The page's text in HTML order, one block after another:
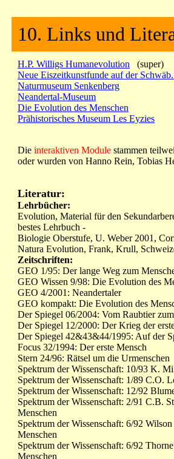
10. Links und
H.P. Willigs Humanevolution (super)
Neue Eiszeitkunstfunde auf der
Naturmuseum Senkenberg
Neandertal-Museum
Die Evolution des Menschen
Prähistorisches Museum Les Eyzies
Die interaktiven Module stammen
oder wurden von Hanno Rein, Tobias
Literatur:
Lehrbücher:
Evolution, Material für den
bestes Lehrbuch -
Biologie Oberstufe, U. Weber 2001,
Natura Evolution, Frank, Krull,
Zeitschriften:
GEO 1/95: Der lange Weg zum
GEO Wissen 9/98: Die Evolution des
GEO 4/2001: Neandertaler
GEO kompakt: Die Evolution des
Der Spiegel 06/2004: Vom Raubtier
Der Spiegel 12/2000: Der Krieg der
Der Spiegel 42&43&44/1995: Auf der
Focus 32/1994: Der erste Mensch
Stern 24/96: Rätsel um die Urmenschen
Spektrum der Wissenschaft: 10/93 K.
Spektrum der Wissenschaft: 1/89 C.O.
Spektrum der Wissenschaft: 12/92
Spektrum der Wissenschaft: 2/91 C.B.
Menschen
Spektrum der Wissenschaft: 6/92
Menschen
Spektrum der Wissenschaft: 6/92
Menschen